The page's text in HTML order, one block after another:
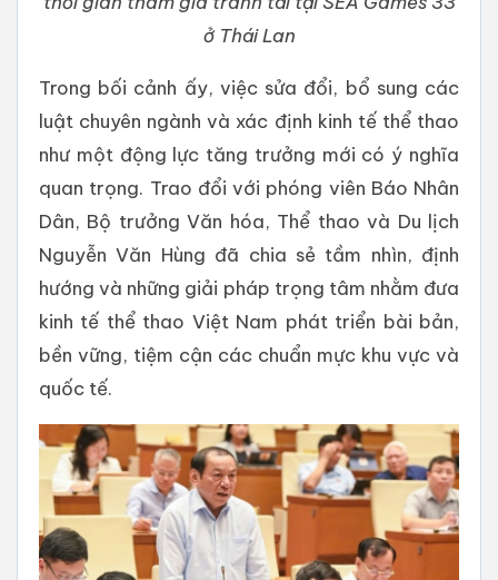
ở Thái Lan
Trong bối cảnh ấy, việc sửa đổi, bổ sung các
luật chuyên ngành và xác định kinh tế thể thao
như một động lực tăng trưởng mới có ý nghĩa
quan trọng. Trao đổi với phóng viên Báo Nhân
Dân, Bộ trưởng Văn hóa, Thể thao và Du lịch
Nguyễn Văn Hùng đã chia sẻ tầm nhìn, định
hướng và những giải pháp trọng tâm nhằm đưa
kinh tế thể thao Việt Nam phát triển bài bản,
bền vững, tiệm cận các chuẩn mực khu vực và
quốc tế.